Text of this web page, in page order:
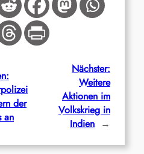
der
an
Nächster:
Weitere
Aktionen im
Volkskrieg in
Indien →